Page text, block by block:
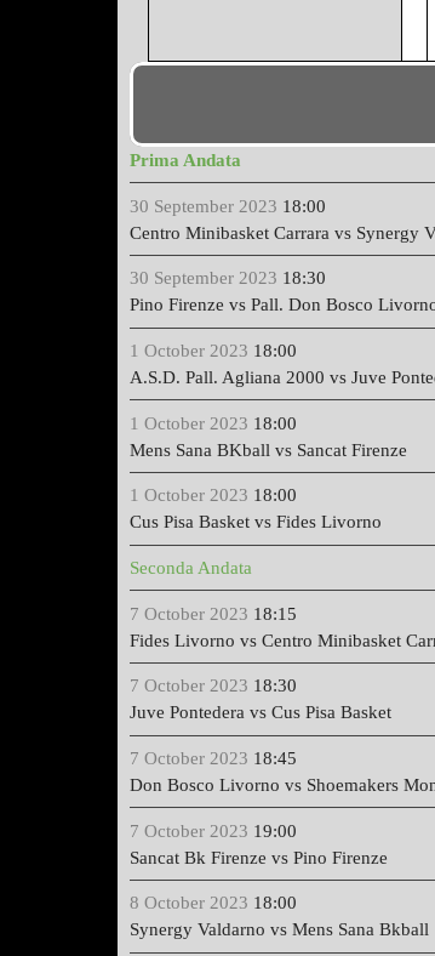
Prima Andata
30 September 2023 18:00
Centro Minibasket Carrara vs
30 September 2023 18:30
Pino Firenze vs Pall. Don
1 October 2023 18:00
A.S.D. Pall. Agliana 2000 vs Juve
1 October 2023 18:00
Mens Sana BKball vs Sancat Firenze
1 October 2023 18:00
Cus Pisa Basket vs Fides
Seconda Andata
7 October 2023 18:15
Fides Livorno vs Centro
7 October 2023 18:30
Juve Pontedera vs Cus Pisa
7 October 2023 18:45
Don Bosco Livorno vs Shoemakers
7 October 2023 19:00
Sancat Bk Firenze vs Pino
8 October 2023 18:00
Synergy Valdarno vs Mens Sana Bkball